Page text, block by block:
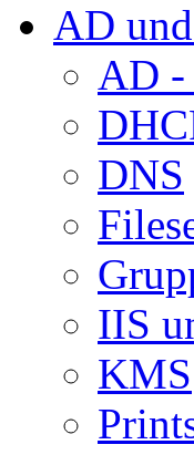
AD
AD -
DNS
IIS
KMS